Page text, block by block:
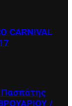
CARNIVAL
/